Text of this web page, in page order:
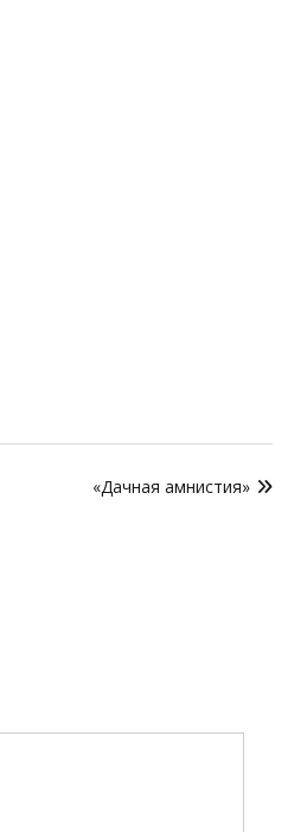
«Дачная амнистия»